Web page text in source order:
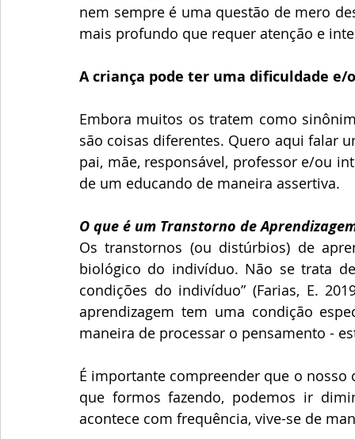
nem sempre é uma questão de mero
mais profundo que requer atenção e
A criança pode ter uma dificuldade
Embora muitos os tratem como
são coisas diferentes. Quero aqui falar
pai, mãe, responsável, professor e/ou
de um educando de maneira assertiva.
O que é um Transtorno de
Os transtornos (ou distúrbios) de
biológico do indivíduo. Não se trata
condições do indivíduo” (Farias, E.
aprendizagem tem uma condição
maneira de processar o pensamento -
É importante compreender que o
que formos fazendo, podemos ir
acontece com frequência, vive-se de